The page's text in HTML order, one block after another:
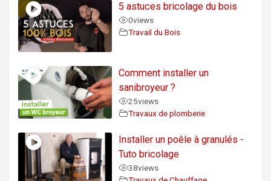
5 astuces bricolage du bois
0views
Travail du Bois
Comment installer un
sanibroyeur ?
25views
Travaux de plomberie
Installer un poêle à granulés -
Tuto bricolage
38views